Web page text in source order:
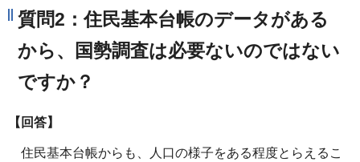
質問2：住民基本台帳のデータがある
から、国勢調査は必要ないのではない
ですか？
【回答】
住民基本台帳からも、人口の様子をある程度とらえるこ